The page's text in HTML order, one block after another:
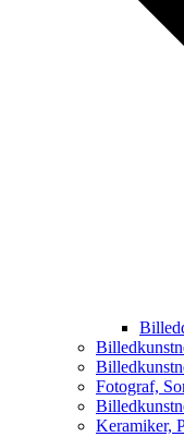
Fotograf,
Keramiker,